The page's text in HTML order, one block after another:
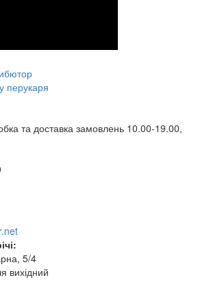
та доставка замовлень 10.00-19.00,
5/4
вихідний